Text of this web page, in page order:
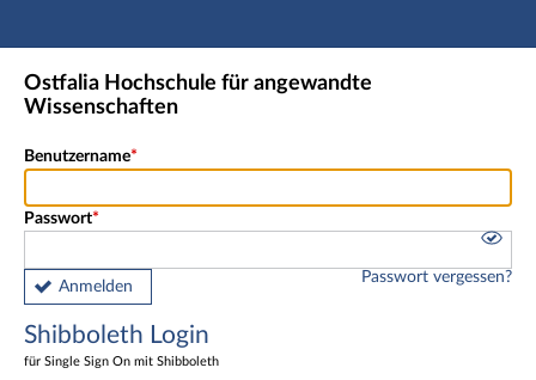
Hauptnavigation
Shibboleth Login
Ostfalia Hochschule für angewandte
Wissenschaften
Benutzername
Passwort
Anmelden
Passwort vergessen?
Shibboleth Login
für Single Sign On mit Shibboleth